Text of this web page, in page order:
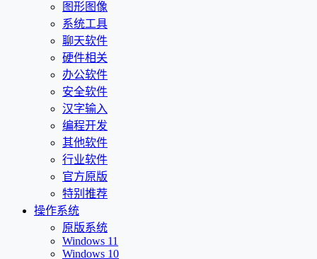
图形图像
系统工具
聊天软件
硬件相关
办公软件
安全软件
汉字输入
编程开发
其他软件
行业软件
官方原版
特别推荐
操作系统
原版系统
Windows 11
Windows 10